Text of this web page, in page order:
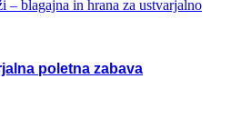
poletna zabava